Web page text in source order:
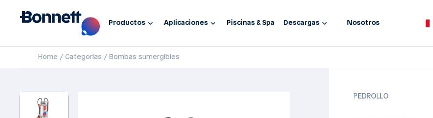
Productos Aplicaciones Piscinas & Spa Descargas Nosotros
Home Categorías Bombas sumergibles
PEDROLLO